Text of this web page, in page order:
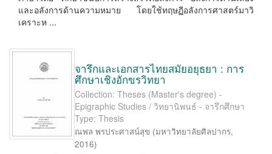
และอลังการด้านความหมาย โดยใช้ทฤษฏีอลังการศาสตร์มาวิ
เคราะห ...
จารึกและเอกสารไทยสมัยอยุธยา : การ
ศึกษาเชิงอักขรวิทยา
Collection: Theses (Master's degree) -
Epigraphic Studies / วิทยานิพนธ์ - จารึกศึกษา
Type: Thesis
ณพล พรประศาสน์สุข (มหาวิทยาลัยศิลปากร,
2016)